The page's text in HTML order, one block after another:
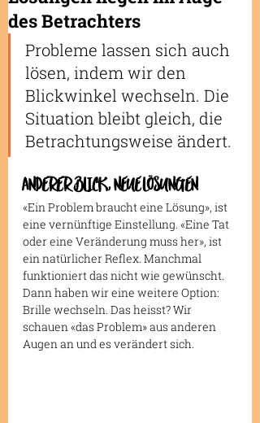
des Betrachters
Probleme lassen sich auch
lösen, indem wir den
Blickwinkel wechseln. Die
Situation bleibt gleich, die
Betrachtungsweise ändert.
ANDERER BLICK, NEUE LÖSUNGEN
«Ein Problem braucht eine Lösung», ist
eine vernünftige Einstellung. «Eine Tat
oder eine Veränderung muss her», ist
ein natürlicher Reflex. Manchmal
funktioniert das nicht wie gewünscht.
Dann haben wir eine weitere Option:
Brille wechseln. Das heisst? Wir
schauen «das Problem» aus anderen
Augen an und es verändert sich.